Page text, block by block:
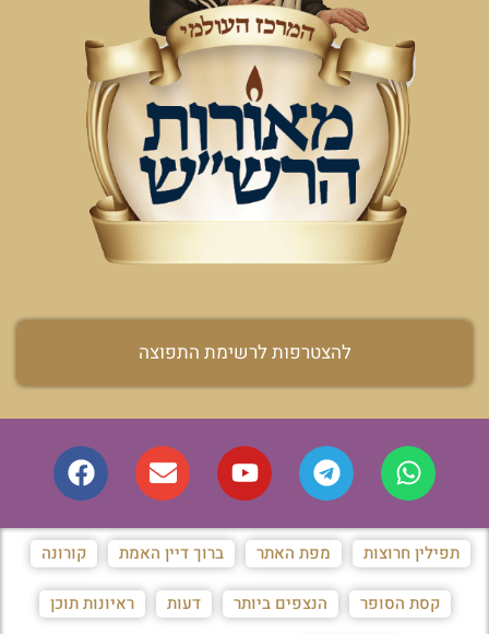
להצטרפות לרשימת התפוצה
תפילין חרוצות מפת האתר ברוך דיין האמת קורונה
קסת הסופר הנצפים ביותר דעות ראיונות תוכן